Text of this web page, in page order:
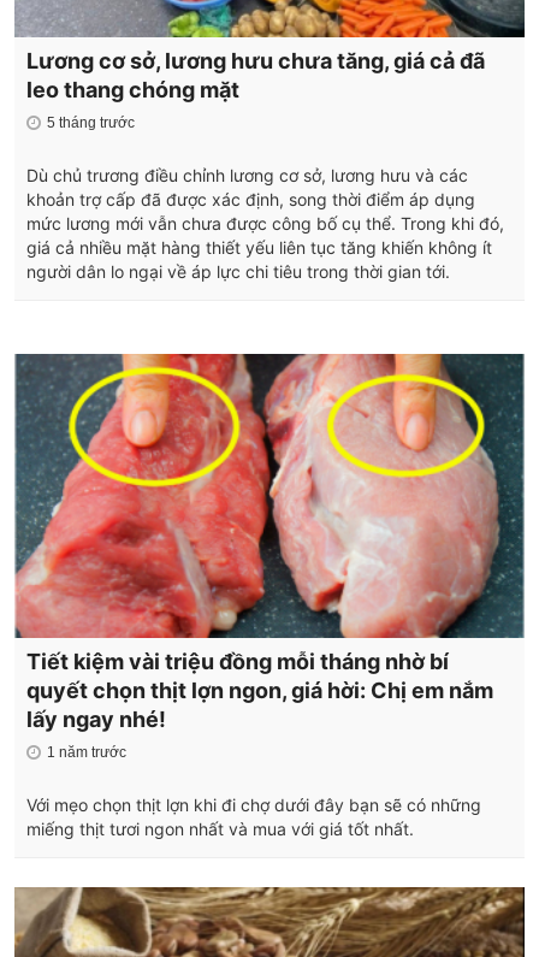
Lương cơ sở, lương hưu chưa tăng, giá cả đã
leo thang chóng mặt
5 tháng trước
Dù chủ trương điều chỉnh lương cơ sở, lương hưu và các
khoản trợ cấp đã được xác định, song thời điểm áp dụng
mức lương mới vẫn chưa được công bố cụ thể. Trong khi đó,
giá cả nhiều mặt hàng thiết yếu liên tục tăng khiến không ít
người dân lo ngại về áp lực chi tiêu trong thời gian tới.
Tiết kiệm vài triệu đồng mỗi tháng nhờ bí
quyết chọn thịt lợn ngon, giá hời: Chị em nắm
lấy ngay nhé!
1 năm trước
Với mẹo chọn thịt lợn khi đi chợ dưới đây bạn sẽ có những
miếng thịt tươi ngon nhất và mua với giá tốt nhất.